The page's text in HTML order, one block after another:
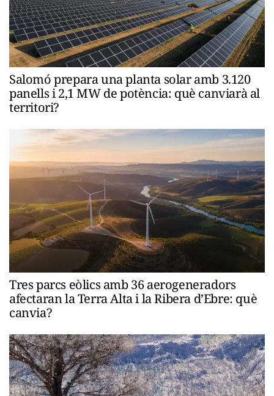
Salomó prepara una planta solar amb 3.120
panells i 2,1 MW de potència: què canviarà al
territori?
Tres parcs eòlics amb 36 aerogeneradors
afectaran la Terra Alta i la Ribera d’Ebre: què
canvia?